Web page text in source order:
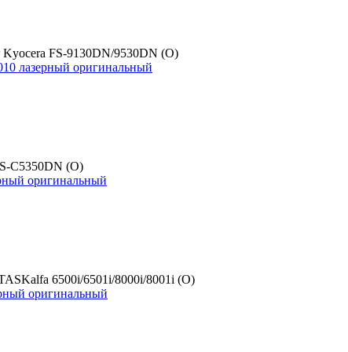
FS-9130DN/9530DN (О)
лазерный оригинальный
C5350DN (О)
оригинальный
6500i/6501i/8000i/8001i (O)
оригинальный